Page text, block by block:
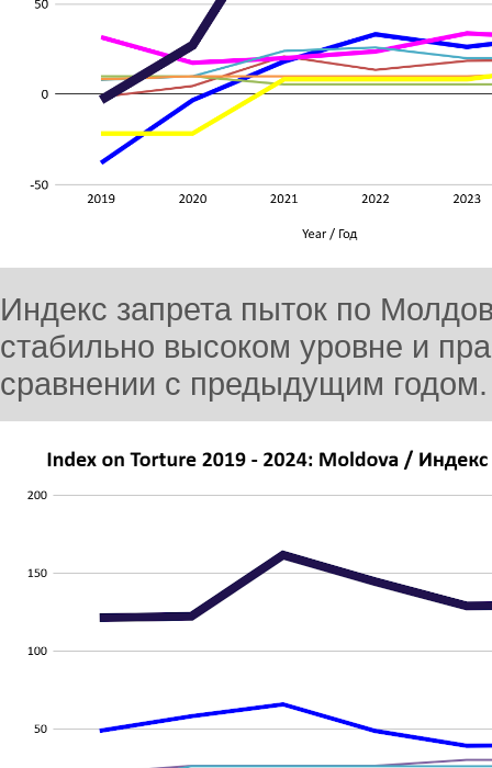
Индекс запрета пыток по
стабильно высоком уровне и
сравнении с предыдущим годом.